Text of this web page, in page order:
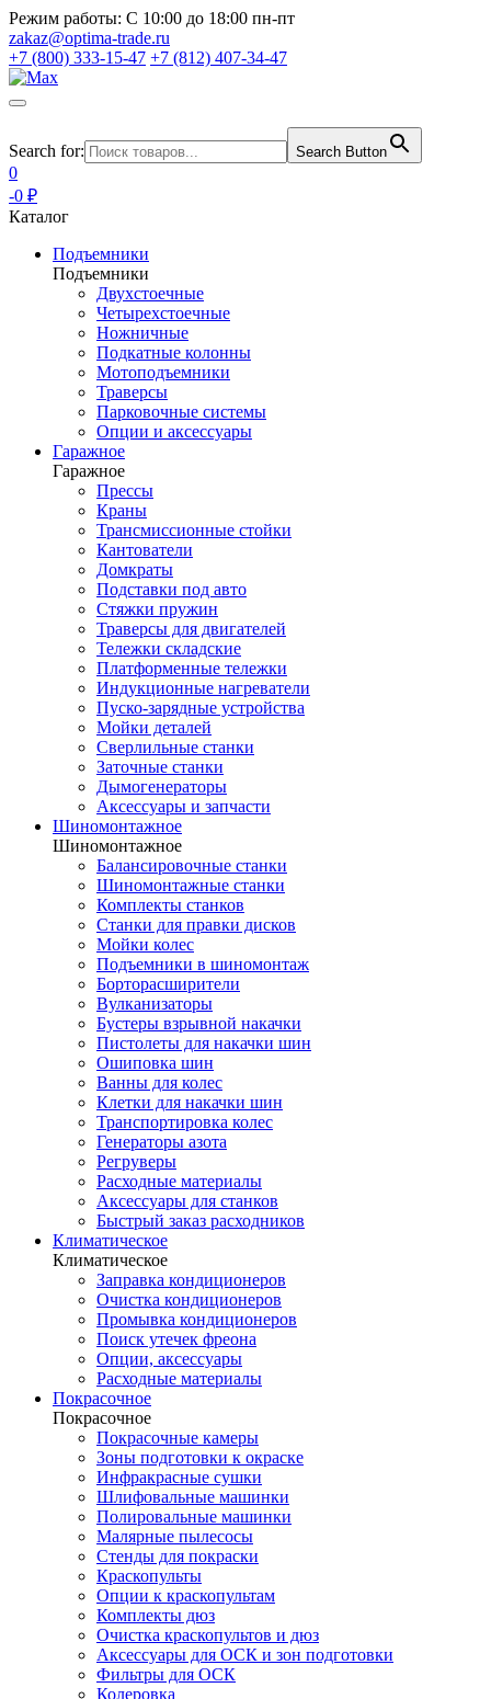
Режим работы: С 10:00 до 18:00 пн-пт
zakaz@optima-trade.ru
+7 (800) 333-15-47 +7 (812) 407-34-47
Search for: Search Button
0
-0 ₽
Каталог
Подъемники
Подъемники
Двухстоечные
Четырехстоечные
Ножничные
Подкатные колонны
Мотоподъемники
Траверсы
Парковочные системы
Опции и аксессуары
Гаражное
Гаражное
Прессы
Краны
Трансмиссионные стойки
Кантователи
Домкраты
Подставки под авто
Стяжки пружин
Траверсы для двигателей
Тележки складские
Платформенные тележки
Индукционные нагреватели
Пуско-зарядные устройства
Мойки деталей
Сверлильные станки
Заточные станки
Дымогенераторы
Аксессуары и запчасти
Шиномонтажное
Шиномонтажное
Балансировочные станки
Шиномонтажные станки
Комплекты станков
Станки для правки дисков
Мойки колес
Подъемники в шиномонтаж
Борторасширители
Вулканизаторы
Бустеры взрывной накачки
Пистолеты для накачки шин
Ошиповка шин
Ванны для колес
Клетки для накачки шин
Транспортировка колес
Генераторы азота
Регруверы
Расходные материалы
Аксессуары для станков
Быстрый заказ расходников
Климатическое
Климатическое
Заправка кондиционеров
Очистка кондиционеров
Промывка кондиционеров
Поиск утечек фреона
Опции, аксессуары
Расходные материалы
Покрасочное
Покрасочное
Покрасочные камеры
Зоны подготовки к окраске
Инфракрасные сушки
Шлифовальные машинки
Полировальные машинки
Малярные пылесосы
Стенды для покраски
Краскопульты
Опции к краскопультам
Комплекты дюз
Очистка краскопультов и дюз
Аксессуары для ОСК и зон подготовки
Фильтры для ОСК
Колеровка